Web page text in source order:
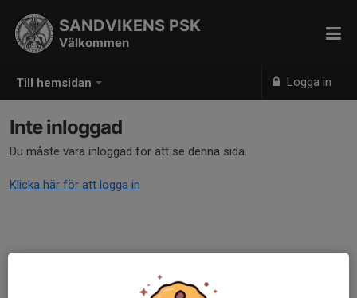
Till hemsidan Logga in
SANDVIKENS PSK
Välkommen
Inte inloggad
Du måste vara inloggad för att se denna sida.
Klicka här för att logga in